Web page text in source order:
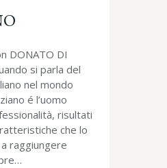
DONATO DI
si parla del
nel mondo
é l’uomo
risultati
che lo
raggiungere